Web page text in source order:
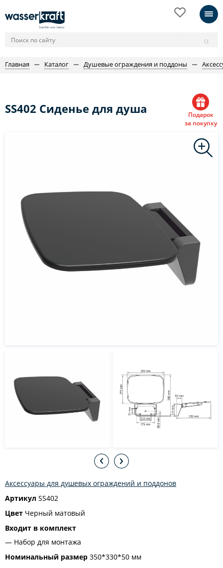
Главная Каталог Душевые ограждения и поддоны
SS402 Сиденье для душа
Подарок
за покупку
Аксессуары для душевых ограждений и поддонов
Артикул SS402
Цвет Черный матовый
Входит в комплект
Набор для монтажа
Номинальный размер 350*330*50 мм